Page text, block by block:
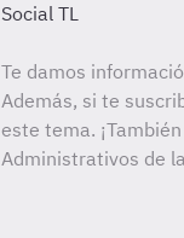
Social TL
Te damos
Además, si te
este tema.
Administrativos de